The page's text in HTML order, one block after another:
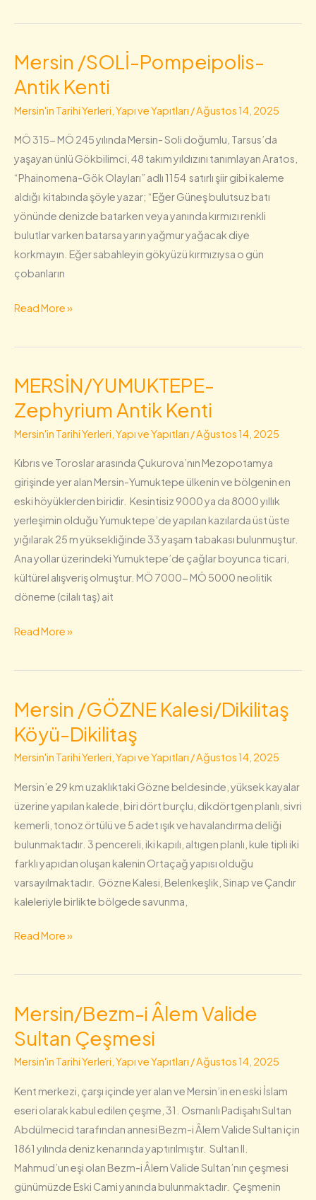
(Makamı)
Mescidi/Kırkkaşık
(Beyaz
Bedesteni/Roma
(Eski
ya
da
Şahmerdan
Hamamı)
Hamamı
ve
Köprüsü)/Saat
Kulesi/Nusret
(Nusrat)Mayın
Yerleri
Mersin /SOLİ-Pompeipolis-
Antik Kenti
Mersin'in Tarihi Yerleri, Yapı ve Yapıtları /Ağustos 14, 2025
MÖ 315- MÖ 245 yılında Mersin- Soli doğumlu, Tarsus’da
yaşayan ünlü Gökbilimci, 48 takım yıldızını tanımlayan Aratos,
“Phainomena-Gök Olayları” adlı 1154 satırlı şiir gibi kaleme
aldığı kitabında şöyle yazar; “Eğer Güneş bulutsuz batı
yönünde denizde batarken veya yanında kırmızı renkli
bulutlar varken batarsa yarın yağmur yağacak diye
korkmayın. Eğer sabahleyin gökyüzü kırmızıysa o gün
çobanların
Mersin
/SOLİ-
Pompeipolis-
Antik
Kenti
Read More »
MERSİN/YUMUKTEPE-
Zephyrium Antik Kenti
Mersin'in Tarihi Yerleri, Yapı ve Yapıtları /Ağustos 14, 2025
Kıbrıs ve Toroslar arasında Çukurova’nın Mezopotamya
girişinde yer alan Mersin-Yumuktepe ülkenin ve bölgenin en
eski höyüklerden biridir. Kesintisiz 9000 ya da 8000 yıllık
yerleşimin olduğu Yumuktepe’de yapılan kazılarda üst üste
yığılarak 25 m yüksekliğinde 33 yaşam tabakası bulunmuştur.
Ana yollar üzerindeki Yumuktepe’de çağlar boyunca ticari,
kültürel alışveriş olmuştur. MÖ 7000- MÖ 5000 neolitik
döneme (cilalı taş) ait
MERSİN/YUMUKTEPE-
Zephyrium
Antik
Kenti
Read More »
Mersin /GÖZNE Kalesi/Dikilitaş
Köyü-Dikilitaş
Mersin'in Tarihi Yerleri, Yapı ve Yapıtları /Ağustos 14, 2025
Mersin’e 29 km uzaklıktaki Gözne beldesinde, yüksek kayalar
üzerine yapılan kalede, biri dört burçlu, dikdörtgen planlı, sivri
kemerli, tonoz örtülü ve 5 adet ışık ve havalandırma deliği
bulunmaktadır. 3 pencereli, iki kapılı, altıgen planlı, kule tipli iki
farklı yapıdan oluşan kalenin Ortaçağ yapısı olduğu
varsayılmaktadır. Gözne Kalesi, Belenkeşlik, Sinap ve Çandır
kaleleriyle birlikte bölgede savunma,
Mersin
/GÖZNE
Kalesi/Dikilitaş
Köyü-
Dikilitaş
Read More »
Mersin/Bezm-i Âlem Valide
Sultan Çeşmesi
Mersin'in Tarihi Yerleri, Yapı ve Yapıtları /Ağustos 14, 2025
Kent merkezi, çarşı içinde yer alan ve Mersin’in en eski İslam
eseri olarak kabul edilen çeşme, 31. Osmanlı Padişahı Sultan
Abdülmecid tarafından annesi Bezm-i Âlem Valide Sultan için
1861 yılında deniz kenarında yaptırılmıştır. Sultan II.
Mahmud’un eşi olan Bezm-i Âlem Valide Sultan’nın çeşmesi
günümüzde Eski Cami yanında bulunmaktadır. Çeşmenin
Mersin/Bezm-
Âlem
Valide
Sultan
Çeşmesi